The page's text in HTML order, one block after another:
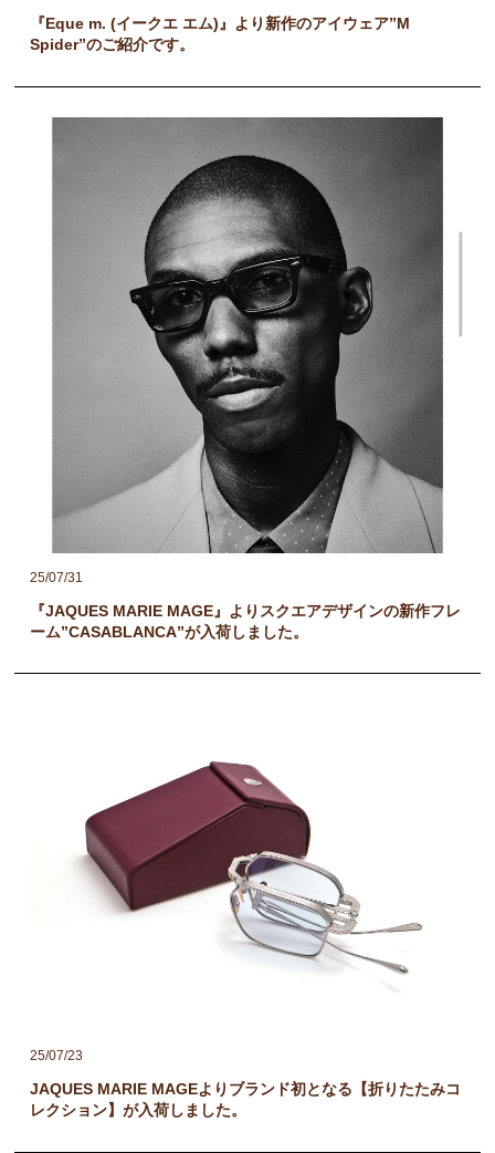
『Eque m. (イークエ エム)』より新作のアイウェア”M
Spider”のご紹介です。
25/07/31
『JAQUES MARIE MAGE』よりスクエアデザインの新作フレ
ーム”CASABLANCA”が入荷しました。
25/07/23
JAQUES MARIE MAGEよりブランド初となる【折りたたみコ
レクション】が入荷しました。